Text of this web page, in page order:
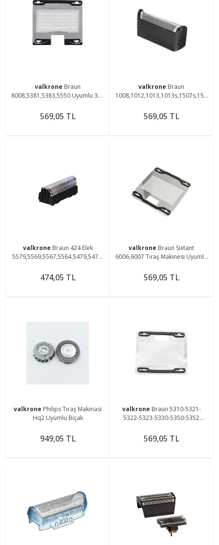
valkrone Braun
8008,5381,5383,5550 Uyumlu 383
569,05 TL
valkrone Braun
1008,1012,1013,1013s,1507s,150
Uyumlu 596 Elek Başlık
569,05 TL
valkrone Braun 424 Elek
5579,5569,5567,5564,5479,5470,
Uyumlu Elek
474,05 TL
valkrone Braun Sixtant
6006,6007 Tıraş Makinesi Uyumlu
569,05 TL
valkrone Philips Tıraş Makinasi
Hq2 Uyumlu Bıçak
949,05 TL
valkrone Braun 5310-5321-
5322-5323-5330-5350-5352
569,05 TL